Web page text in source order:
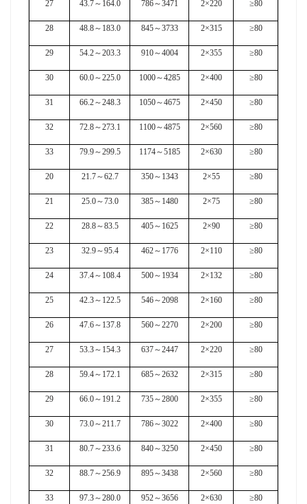
27 43.7～ 164.0 786～3471 2×220 ≥80
28 48.8～ 183.0 845～3733 2×315 ≥80
29 54.2～203.3 910～4004 2×355 ≥80
30 60.0～225.0 1000～4285 2×400 ≥80
31 66.2～248.3 1050～4675 2×450 ≥80
32 72.8～273.1 1100～4875 2×560 ≥80
33 79.9～299.5 1174～5185 2×630 ≥80
20 21.7～62.7 350～ 1343 2×55 ≥80
21 25.0～73.0 385～ 1480 2×75 ≥80
22 28.8～83.5 405～ 1625 2×90 ≥80
23 32.9～95.4 462～ 1776 2×110 ≥80
24 37.4～ 108.4 500～ 1934 2×132 ≥80
25 42.3～ 122.5 546～2098 2×160 ≥80
26 47.6～ 137.8 560～2270 2×200 ≥80
27 53.3～ 154.3 637～2447 2×220 ≥80
28 59.4～ 172.1 685～2632 2×315 ≥80
29 66.0～ 191.2 735～2800 2×355 ≥80
30 73.0～211.7 786～3022 2×400 ≥80
31 80.7～233.6 840～3250 2×450 ≥80
32 88.7～256.9 895～3438 2×560 ≥80
33 97.3～280.0 952～3656 2×630 ≥80